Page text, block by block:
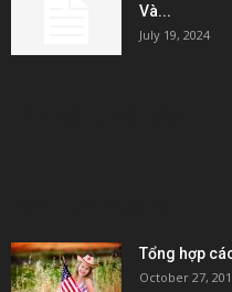
Và...
July 19, 2024
Tổng hợp
October 27,